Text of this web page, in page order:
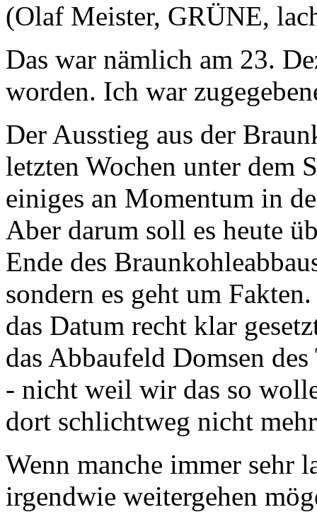
(Olaf Meister, GRÜNE,
Das war nämlich am 23.
worden. Ich war
Der Ausstieg aus der
letzten Wochen unter dem
einiges an Momentum in
Aber darum soll es heute
Ende des
sondern es geht um
das Datum recht klar
das Abbaufeld Domsen
- nicht weil wir das so
dort schlichtweg nicht
Wenn manche immer sehr
irgendwie weitergehen